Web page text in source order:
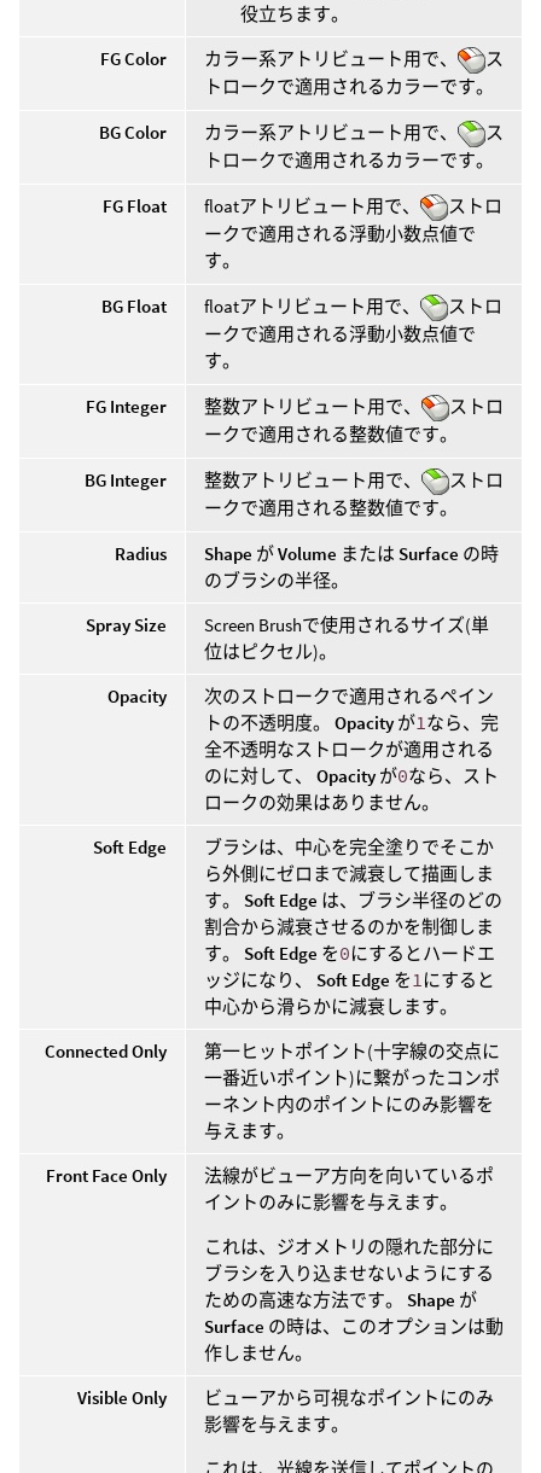
役立ちます。
FG Color
カラー系アトリビュート用で、
ス
トロークで適用されるカラーです。
BG Color
カラー系アトリビュート用で、
ス
トロークで適用されるカラーです。
FG Float
floatアトリビュート用で、
ストロ
ークで適用される浮動小数点値で
す。
BG Float
floatアトリビュート用で、
ストロ
ークで適用される浮動小数点値で
す。
FG Integer
整数アトリビュート用で、
ストロ
ークで適用される整数値です。
BG Integer
整数アトリビュート用で、
ストロ
ークで適用される整数値です。
Radius
Shape がVolume または Surface の時
のブラシの半径。
Spray Size
Screen Brushで使用されるサイズ(単
位はピクセル)。
Opacity
次のストロークで適用されるペイン
トの不透明度。 Opacity が1 なら、完
全不透明なストロークが適用される
のに対して、 Opacity が0なら、スト
ロークの効果はありません。
Soft Edge
ブラシは、中心を完全塗りでそこか
ら外側にゼロまで減衰して描画しま
す。 Soft Edge は、ブラシ半径のどの
割合から減衰させるのかを制御しま
す。 Soft Edge を0にするとハードエ
ッジになり、 Soft Edge を 1 にすると
中心から滑らかに減衰します。
Connected Only
第一ヒットポイント(十字線の交点に
一番近いポイント)に繋がったコンポ
ーネント内のポイントにのみ影響を
与えます。
Front Face Only
法線がビューア方向を向いているポ
イントのみに影響を与えます。
これは、ジオメトリの隠れた部分に
ブラシを入り込ませないようにする
ための高速な方法です。 Shape が
Surface の時は、このオプションは動
作しません。
Visible Only
ビューアから可視なポイントにのみ
影響を与えます。